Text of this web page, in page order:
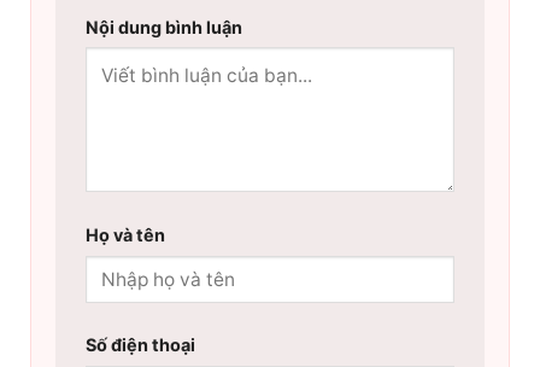
Nội dung bình luận
Họ và tên
Số điện thoại